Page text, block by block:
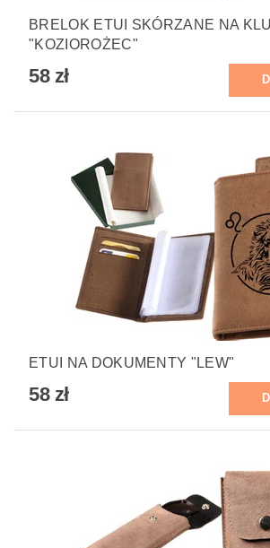
BRELOK ETUI SKÓRZANE NA
"KOZIOROŻEC"
58 zł
ETUI NA DOKUMENTY "LEW"
58 zł